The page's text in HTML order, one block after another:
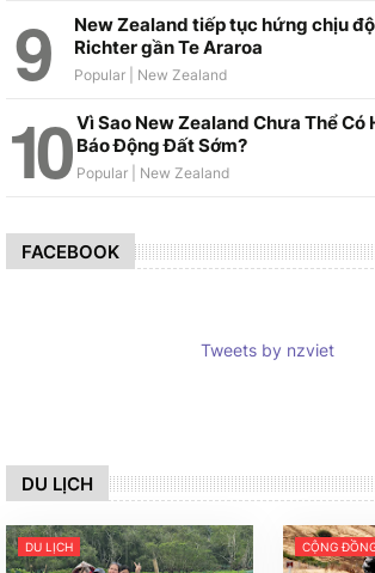
New Zealand tiếp tục hứng chịu
Richter gần Te Araroa
Vì Sao New Zealand Chưa Thể Có
Báo Động Đất Sớm?
FACEBOOK
Tweets by nzviet
DU LỊCH
DU LỊCH CỘNG